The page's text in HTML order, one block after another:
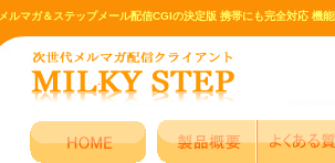
メルマガ＆ステップメール配信CGIの決定版 携帯にも完全対応 機